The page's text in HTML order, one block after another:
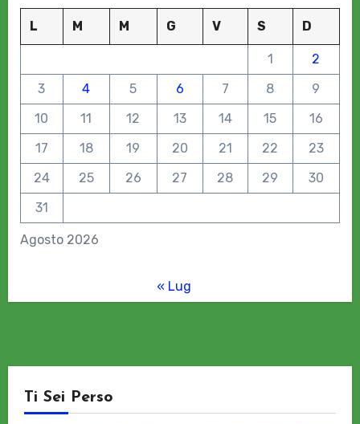
Agosto 2026
L M M G V S D
1
2
3
4 5 6 7 8
9
10
11 12 13 14 15
16
17
18 19 20 21 22
23
24
25 26 27 28 29
30
31
« Lug
Ti Sei Perso